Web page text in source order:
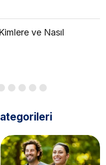
ve Nasıl